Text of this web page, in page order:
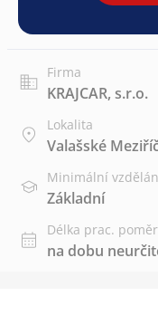
Firma
KRAJCAR, s.r.o.
Lokalita
Valašské
Minimální
Základní
Délka prac.
na dobu